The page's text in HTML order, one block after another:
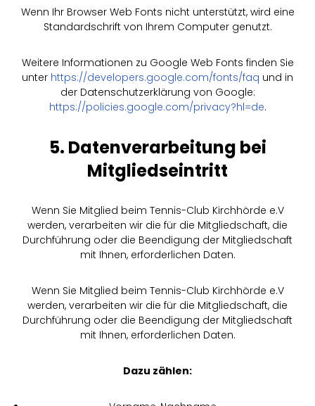
Wenn Ihr Browser Web Fonts nicht unterstützt, wird eine
Standardschrift von Ihrem Computer genutzt.
Weitere Informationen zu Google Web Fonts finden Sie
unter https://developers.google.com/fonts/faq und in
der Datenschutzerklärung von Google:
https://policies.google.com/privacy?hl=de.
5. Datenverarbeitung bei
Mitgliedseintritt
Wenn Sie Mitglied beim Tennis-Club Kirchhörde e.V
werden, verarbeiten wir die für die Mitgliedschaft, die
Durchführung oder die Beendigung der Mitgliedschaft
mit Ihnen, erforderlichen Daten.
Wenn Sie Mitglied beim Tennis-Club Kirchhörde e.V
werden, verarbeiten wir die für die Mitgliedschaft, die
Durchführung oder die Beendigung der Mitgliedschaft
mit Ihnen, erforderlichen Daten.
Dazu zählen: